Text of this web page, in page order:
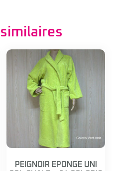
PEIGNOIR EPONGE UNI